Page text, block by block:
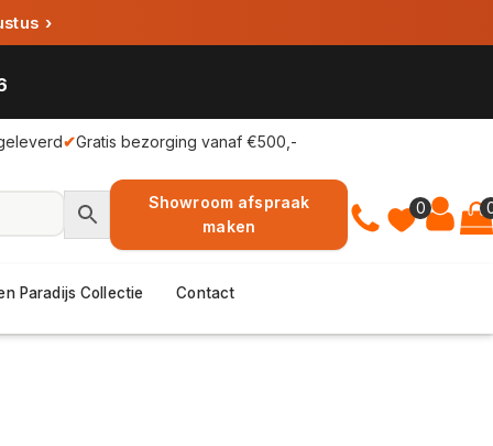
›
✔Gratis bezorging vanaf €500,-
0
Showroom afspraak
maken
Paradijs Collectie Contact